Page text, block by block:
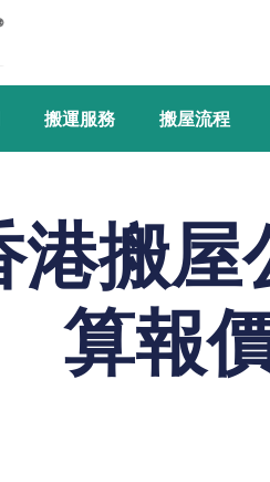
搬運服務 搬屋流程
港搬屋
算報